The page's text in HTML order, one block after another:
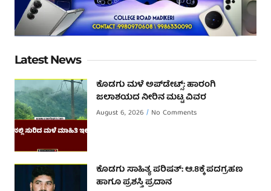
Latest News
ಕೊಡಗು ಮಳೆ ಅಪ್‌ಡೇಟ್ಸ್: ಹಾರಂಗಿ
ಜಲಾಶಯದ ನೀರಿನ ಮಟ್ಟ ವಿವರ
August 6, 2026 No Comments
ಕೊಡಗು ಸಾಹಿತ್ಯ ಪರಿಷತ್: ಆ.8ಕ್ಕೆ ಪದಗ್ರಹಣ
ಹಾಗೂ ಪ್ರಶಸ್ತಿ ಪ್ರದಾನ